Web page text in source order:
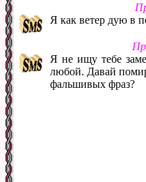
Я как ветер дую в
Я не ищу тебе
любой. Давай
фальшивых фраз?